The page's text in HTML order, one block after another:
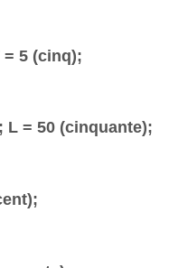
= 5 (cinq);
L = 50 (cinquante);